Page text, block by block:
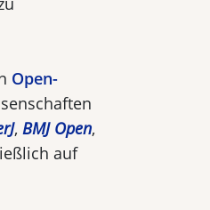
Open-
, BMJ Open,
auf